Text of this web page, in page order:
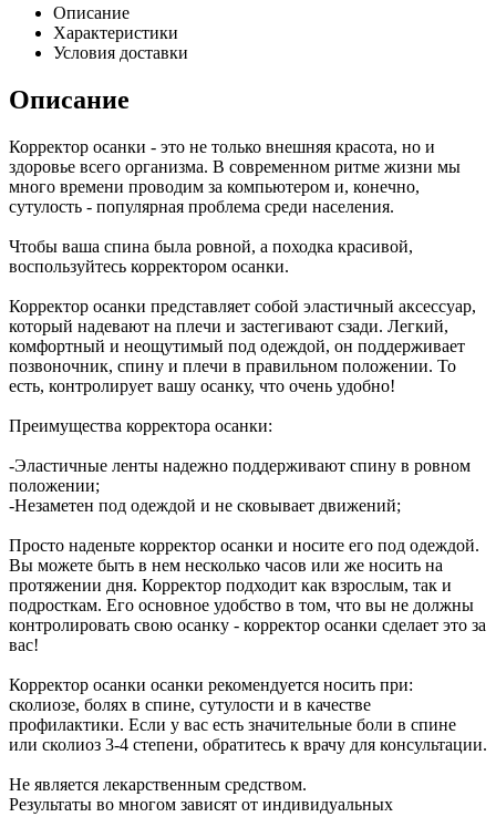
Описание
Характеристики
Условия доставки
Описание
Корректор осанки - это не только внешняя красота, но и
здоровье всего организма. В современном ритме жизни мы
много времени проводим за компьютером и, конечно,
сутулость - популярная проблема среди населения.
Чтобы ваша спина была ровной, а походка красивой,
воспользуйтесь корректором осанки.
Корректор осанки представляет собой эластичный аксессуар,
который надевают на плечи и застегивают сзади. Легкий,
комфортный и неощутимый под одеждой, он поддерживает
позвоночник, спину и плечи в правильном положении. То
есть, контролирует вашу осанку, что очень удобно!
Преимущества корректора осанки:
-Эластичные ленты надежно поддерживают спину в ровном
положении;
-Незаметен под одеждой и не сковывает движений;
Просто наденьте корректор осанки и носите его под одеждой.
Вы можете быть в нем несколько часов или же носить на
протяжении дня. Корректор подходит как взрослым, так и
подросткам. Его основное удобство в том, что вы не должны
контролировать свою осанку - корректор осанки сделает это за
вас!
Корректор осанки осанки рекомендуется носить при:
сколиозе, болях в спине, сутулости и в качестве
профилактики. Если у вас есть значительные боли в спине
или сколиоз 3-4 степени, обратитесь к врачу для консультации.
Не является лекарственным средством.
Результаты во многом зависят от индивидуальных